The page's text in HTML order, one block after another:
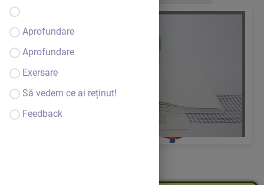
Aprofundare
Aprofundare
Exersare
Să vedem ce ai reținut!
Feedback